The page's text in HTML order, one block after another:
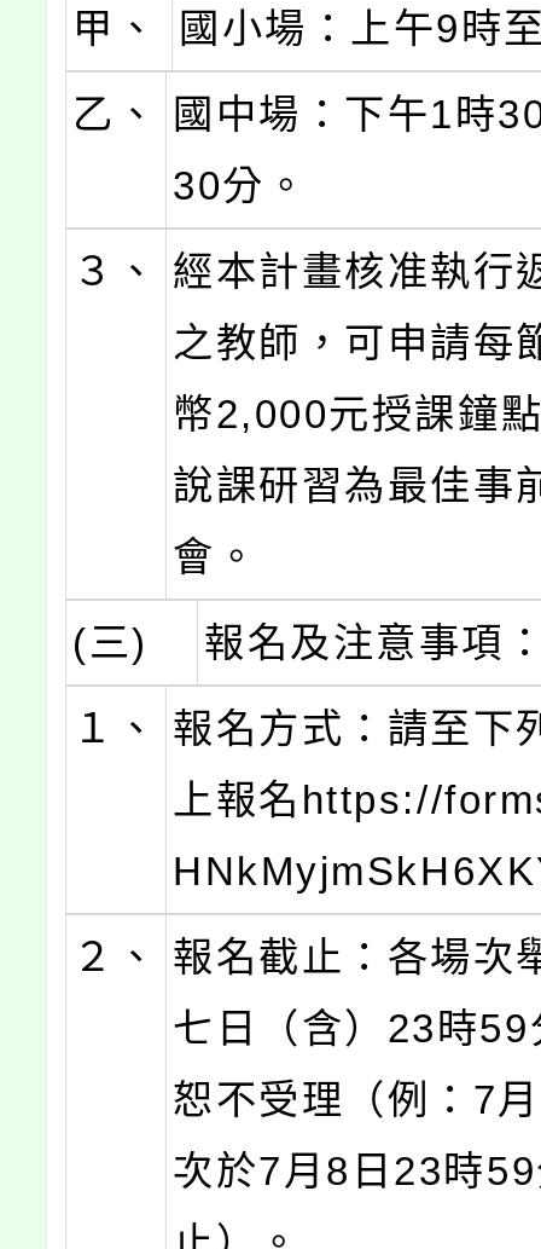
甲、
國小場：上午9時
乙、
國中場：下午1時
30分。
３、
經本計畫核准執行
之教師，可申請每
幣2,000元授課鐘
說課研習為最佳事
會。
(三)
報名及注意事項
１、
報名方式：請至下
上報名https://
２、
報名截止：各場次
七日（含）23時59
恕不受理（例：7
次於7月8日23時